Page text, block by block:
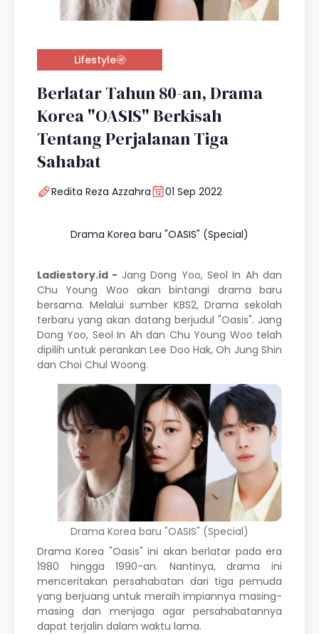
Lifestyle
Berlatar Tahun 80-an, Drama
Korea "OASIS" Berkisah
Tentang Perjalanan Tiga
Sahabat
Redita Reza Azzahra 01 Sep 2022
Drama Korea baru "OASIS" (Special)
Ladiestory.id - Jang Dong Yoo, Seol In Ah dan
Chu Young Woo akan bintangi drama baru
bersama. Melalui sumber KBS2, Drama sekolah
terbaru yang akan datang berjudul "Oasis". Jang
Dong Yoo, Seol In Ahdan Chu Young Woo telah
dipilih untuk perankan Lee Doo Hak, Oh Jung Shin
dan Choi Chul Woong.
Drama Korea baru "OASIS" (Special)
Drama Korea "Oasis" ini akan berlatar pada era
1980 hingga 1990-an. Nantinya,drama ini
menceritakan persahabatan dari tiga pemuda
yang berjuang untuk meraih impiannya masing-
masing dan menjaga agar persahabatannya
dapat terjalin dalam waktu lama.